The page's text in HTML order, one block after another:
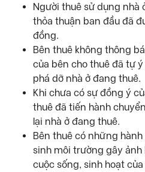
Người thuê sử dụng nhà
thỏa thuận ban đầu đã
đồng.
Bên thuê không thông
của bên cho thuê đã tự
phá dỡ nhà ở đang thuê.
Khi chưa có sự đồng ý
thuê đã tiến hành
lại nhà ở đang thuê.
Bên thuê có những
sinh môi trường gây
cuộc sống, sinh hoạt